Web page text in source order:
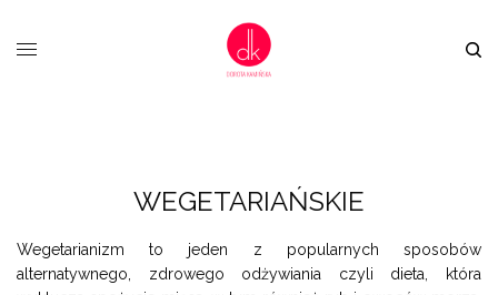
WEGETARIAŃSKIE
Wegetarianizm to jeden z popularnych sposobów
alternatywnego, zdrowego odżywiania czyli dieta, która